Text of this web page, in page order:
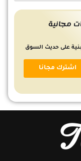
مجانية
على حديث السوق